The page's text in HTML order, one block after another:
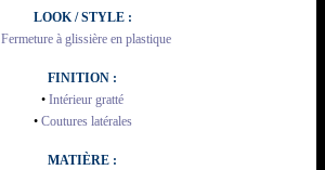
LOOK / STYLE :
Fermeture à glissière en plastique
FINITION :
• Intérieur gratté
• Coutures latérales
MATIÈRE :